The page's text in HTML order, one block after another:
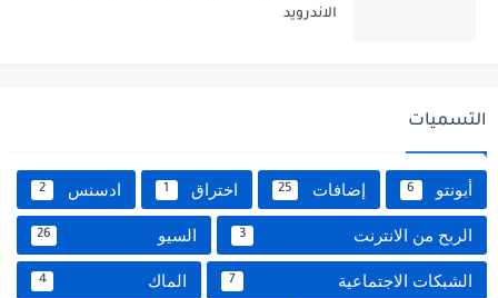
الاندرويد
التسميات
أبونتو 6 إضافات 25 اختراق 1 ادسنس 2
الربح من الانترنت 3 السيو 26
الشبكات الاجتماعية 7 الماك 4